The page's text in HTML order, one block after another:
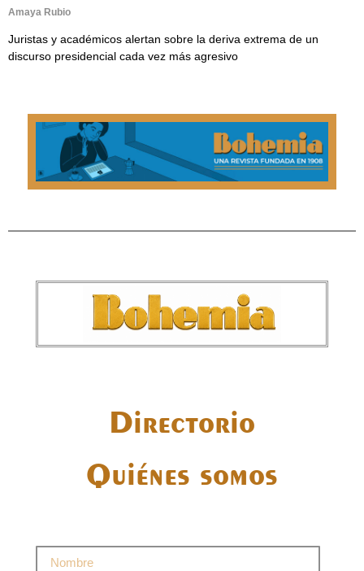
Amaya Rubio
Juristas y académicos alertan sobre la deriva extrema de un
discurso presidencial cada vez más agresivo
Directorio
Quiénes somos